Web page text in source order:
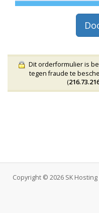
Dit orderformulier is
tegen fraude te
(
Copyright © 2026 SK